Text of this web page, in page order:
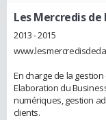
Les Mercredis de
2013 - 2015
En charge de la
Elaboration du
numériques, gestion
clients.